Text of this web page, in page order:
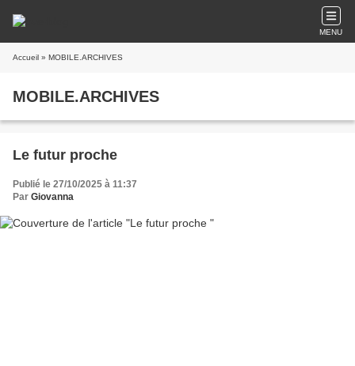
MENU
Accueil » MOBILE.ARCHIVES
MOBILE.ARCHIVES
Le futur proche
Publié le 27/10/2025 à 11:37
Par Giovanna